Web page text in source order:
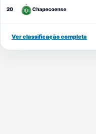
20 Chapecoense
Ver classificação completa